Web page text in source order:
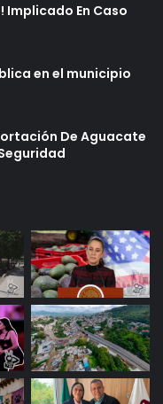
Implicado En Caso
en el municipio
De Aguacate